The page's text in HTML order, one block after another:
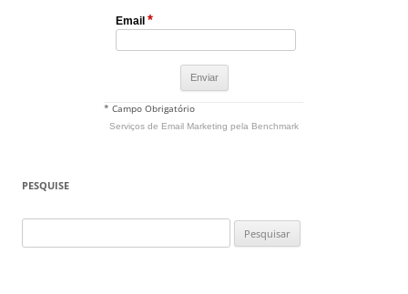
Email *
* Campo Obrigatório
Serviços de Email Marketing pela Benchmark
PESQUISE
por: